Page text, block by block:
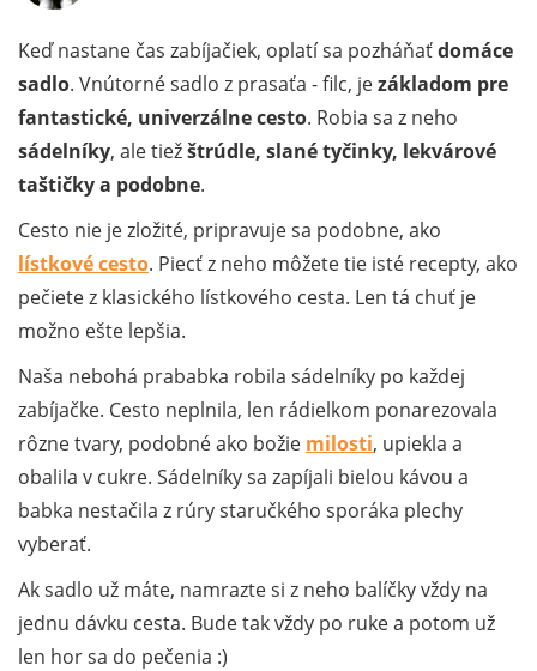
Keď nastane čas zabíjačiek, oplatí sa pozháňaťdomáce
sadlo. Vnútorné sadlo z prasaťa - filc, jezákladom pre
fantastické, univerzálne cesto. Robia sa z neho
sádelníky, ale tiežštrúdle, slané tyčinky, lekvárové
taštičky a podobne.
Cesto nie je zložité, pripravuje sa podobne, ako
lístkové cesto. Piecť z neho môžete tie isté recepty, ako
pečiete z klasického lístkového cesta. Len tá chuť je
možno ešte lepšia.
Naša nebohá prababka robila sádelníky po každej
zabíjačke. Cesto neplnila, len rádielkom ponarezovala
rôzne tvary, podobné ako božie milosti, upiekla a
obalila v cukre. Sádelníky sa zapíjali bielou kávou a
babka nestačila z rúry staručkého sporáka plechy
vyberať.
Ak sadlo už máte, namrazte si z neho balíčky vždy na
jednu dávku cesta. Bude tak vždy po ruke a potom už
len hor sa do pečenia :)